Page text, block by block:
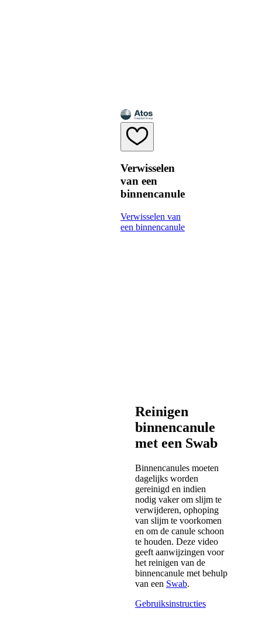
Verwisselen
van een
binnencanule
Verwisselen van
een binnencanule
Reinigen
binnencanule
met een Swab
Binnencanules moeten
dagelijks worden
gereinigd en indien
nodig vaker om slijm te
verwijderen, ophoping
van slijm te voorkomen
en om de canule schoon
te houden. Deze video
geeft aanwijzingen voor
het reinigen van de
binnencanule met behulp
van een Swab.
Gebruiksinstructies